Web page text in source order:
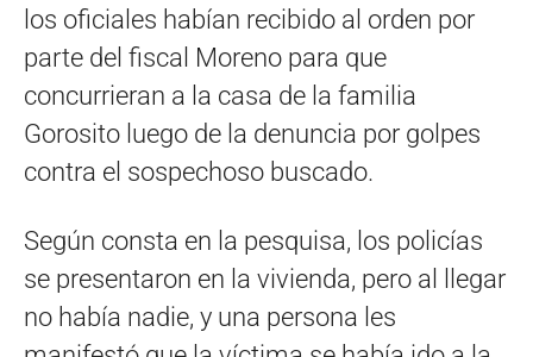
los oficiales habían recibido al orden por
parte del fiscal Moreno para que
concurrieran a la casa de la familia
Gorosito luego de la denuncia por golpes
contra el sospechoso buscado.
Según consta en la pesquisa, los policías
se presentaron en la vivienda, pero al llegar
no había nadie, y una persona les